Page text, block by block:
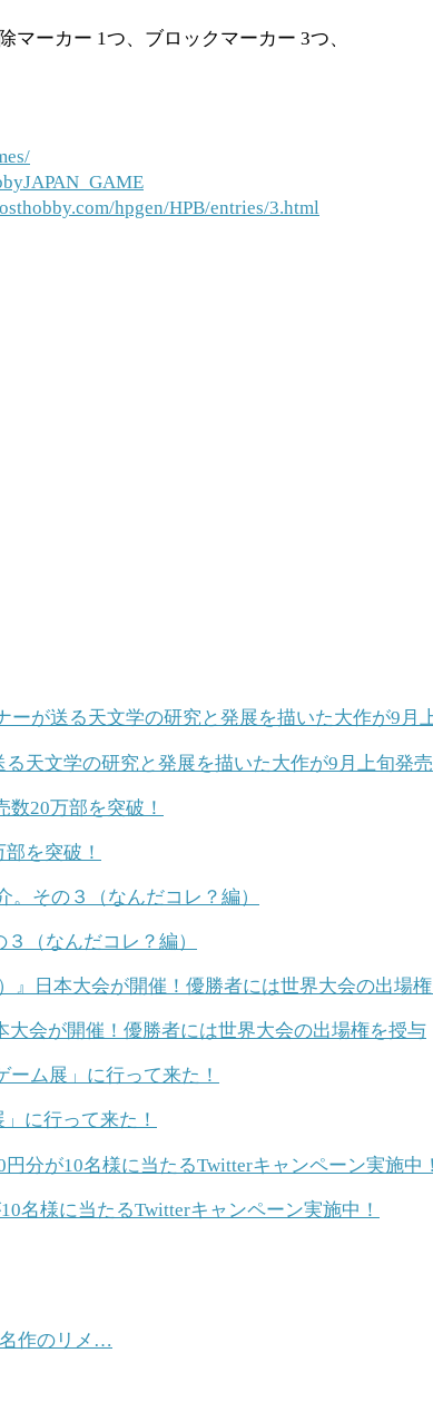
ーカー 1つ、ブロックマーカー 3つ、
hpgen/HPB/entries/3.html
天文学の研究と発展を描いた大作が9月上旬発売
を突破！
（なんだコレ？編）
会が開催！優勝者には世界大会の出場権を授与
に行って来た！
名様に当たるTwitterキャンペーン実施中！
作のリメ…